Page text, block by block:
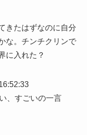
きたはずなのに自分
な。チンチクリンで
に入れた？
、すごいの一言